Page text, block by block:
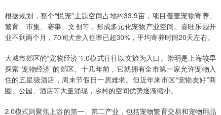
根据规划，整个“悦宠”主题空间占地约33.9亩，项目覆盖宠物寄养、
繁育、市集、赛事、文创等，形成多元化宠物产业空间。喜旺乐园开
业不到两个月，70间犬舍入住率已超30%，平均寄养时间20天左右。
大城市郊区的“宠物经济”1.0模式往往以文旅为入口。崇明是上海较早
探索“宠物经济”的郊区。十几年前，它就拥有全市第一家允许宠物入
住的五星级酒店，周末节假日一房难求。但近年来市区“宠物友好”商
圈、公园、酒店等大量涌现，乡村的空间优势逐渐缩小。
2.0模式则聚焦上游的第一、第二产业，包括宠物繁育交易和宠物用品